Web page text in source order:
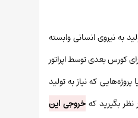
به نیروی انسانی وابسته
کورس بعدی توسط اپراتور
که نیاز به تولید
نظر بگیرید کهخروجی این